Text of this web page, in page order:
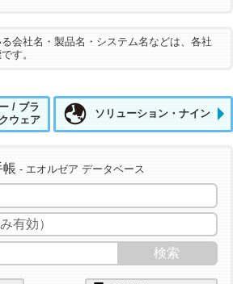
会社名・製品名・システム名などは、各社
す。
/ ブラ
ウェア
ソリューション・ナイン
帳 - エオルゼア データベース